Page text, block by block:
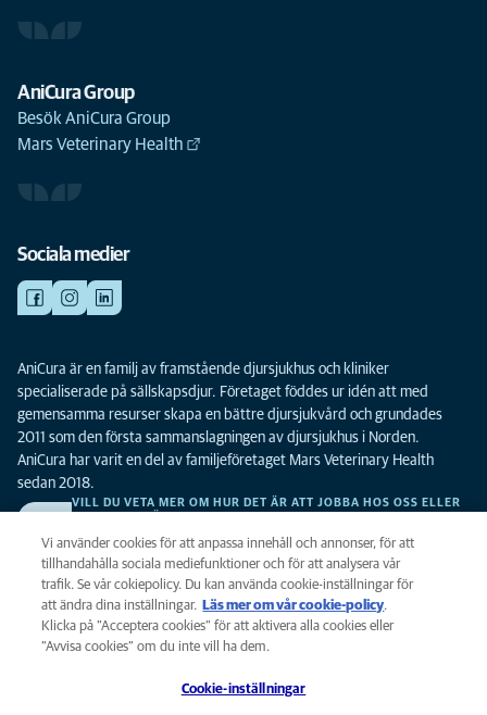
AniCura Group
Besök AniCura Group
Mars Veterinary Health
Sociala medier
AniCura är en familj av framstående djursjukhus och kliniker
specialiserade på sällskapsdjur. Företaget föddes ur idén att med
gemensamma resurser skapa en bättre djursjukvård och grundades
2011 som den första sammanslagningen av djursjukhus i Norden.
AniCura har varit en del av familjeföretaget Mars Veterinary Health
sedan 2018.
VILL DU VETA MER OM HUR DET ÄR ATT JOBBA HOS OSS ELLER
Integritet
Legalt
Vi använder cookies för att anpassa innehåll och annonser, för att
tillhandahålla sociala mediefunktioner och för att analysera vår
trafik. Se vår cokiepolicy. Du kan använda cookie-inställningar för
att ändra dina inställningar.
Läs mer om vår cookie-policy(opens in a
new tab)
.
Klicka på ”Acceptera cookies” för att aktivera alla cookies eller
”Avvisa cookies” om du inte vill ha dem.
Cookie-inställningar